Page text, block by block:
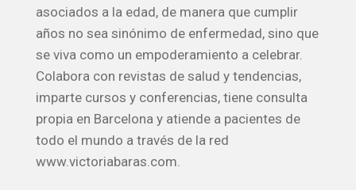
asociados a la edad, de manera que cumplir
años no sea sinónimo de enfermedad, sino que
se viva como un empoderamiento a celebrar.
Colabora con revistas de salud y tendencias,
imparte cursos y conferencias, tiene consulta
propia en Barcelona y atiende a pacientes de
todo el mundo a través de la red
www.victoriabaras.com.